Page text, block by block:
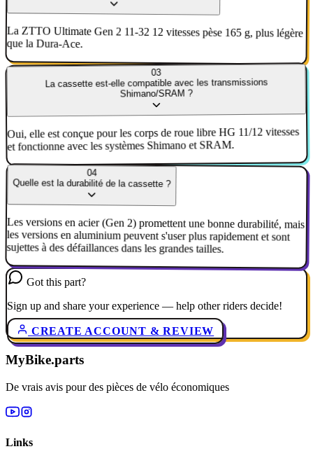
La ZTTO Ultimate Gen 2 11-32 12 vitesses pèse 165 g, plus légère
que la Dura-Ace.
03
La cassette est-elle compatible avec les transmissions
Shimano/SRAM ?
Oui, elle est conçue pour les corps de roue libre HG 11/12 vitesses
et fonctionne avec les systèmes Shimano et SRAM.
04
Quelle est la durabilité de la cassette ?
Les versions en acier (Gen 2) promettent une bonne durabilité, mais
les versions en aluminium peuvent s'user plus rapidement et sont
sujettes à des défaillances dans les grandes tailles.
Got this part?
Sign up and share your experience — help other riders decide!
CREATE ACCOUNT & REVIEW
MyBike.parts
De vrais avis pour des pièces de vélo économiques
Links